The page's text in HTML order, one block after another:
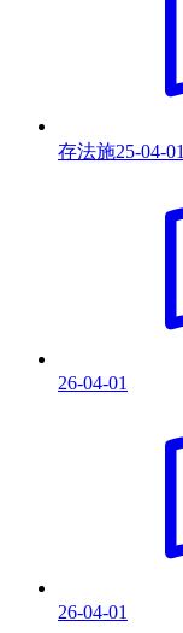
存法施25-04-01
26-04-01
26-04-01